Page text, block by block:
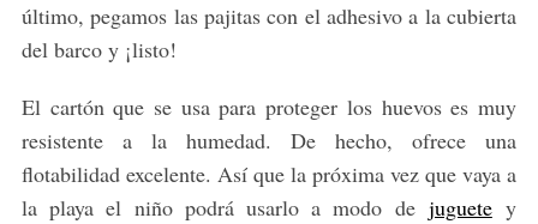
último, pegamos las pajitas con el adhesivo a la cubierta
del barco y ¡listo!
El cartón que se usa para proteger los huevos es muy
resistente a la humedad. De hecho, ofrece una
flotabilidad excelente. Así que la próxima vez que vaya a
la playa el niño podrá usarlo a modo de juguetey